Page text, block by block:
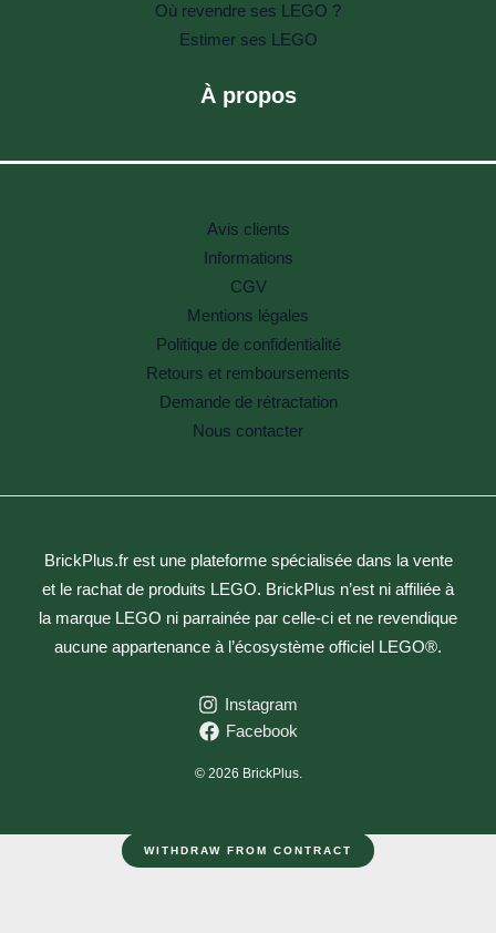
Où revendre ses LEGO ?
Estimer ses LEGO
À propos
Avis clients
Informations
CGV
Mentions légales
Politique de confidentialité
Retours et remboursements
Demande de rétractation
Nous contacter
BrickPlus.fr est une plateforme spécialisée dans la vente
et le rachat de produits LEGO. BrickPlus n’est ni affiliée à
la marque LEGO ni parrainée par celle-ci et ne revendique
aucune appartenance à l’écosystème officiel LEGO®.
Instagram
Facebook
© 2026 BrickPlus.
WITHDRAW FROM CONTRACT